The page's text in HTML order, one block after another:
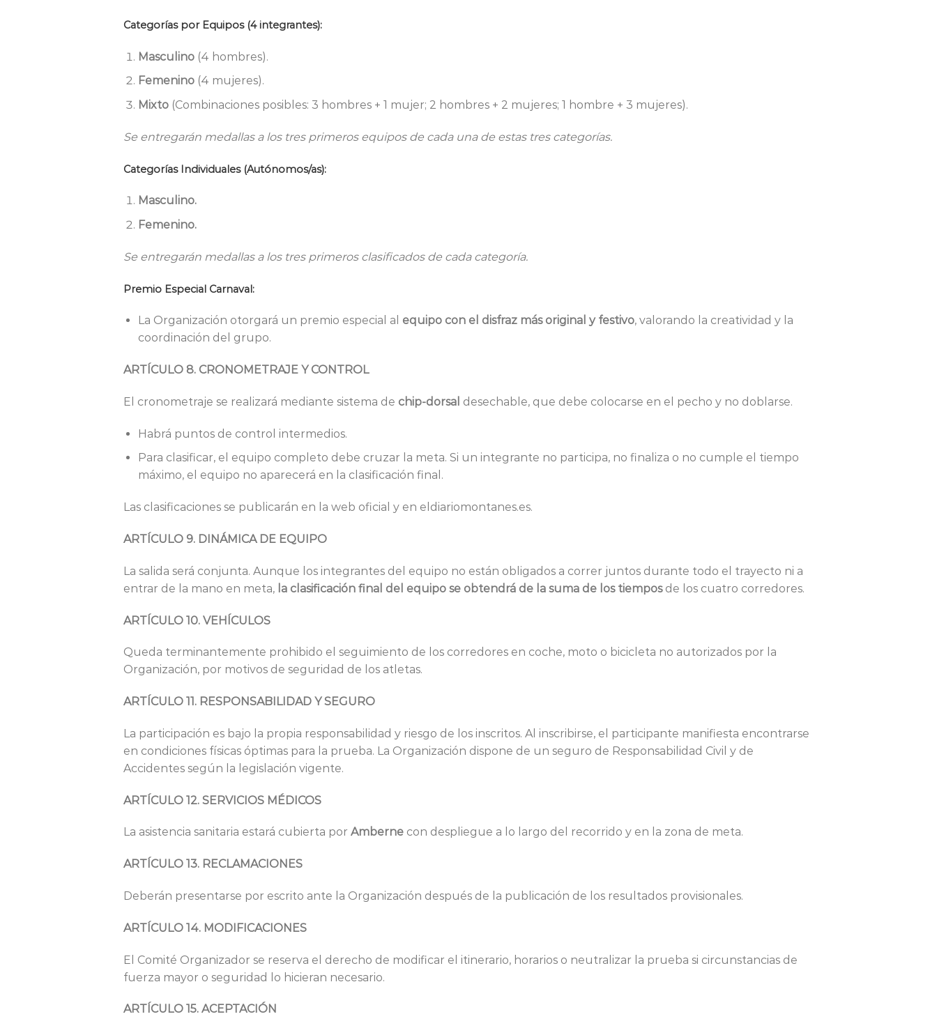
Categorías por Equipos (4 integrantes):
Masculino(4 hombres).
Femenino(4 mujeres).
Mixto(Combinaciones posibles: 3 hombres + 1 mujer; 2 hombres + 2 mujeres; 1 hombre + 3 mujeres).
Se entregarán medallas a los tres primeros equipos de cada una de estas tres categorías.
Categorías Individuales (Autónomos/as):
Masculino.
Femenino.
Se entregarán medallas a los tres primeros clasificados de cada categoría.
Premio Especial Carnaval:
La Organización otorgará un premio especial al equipo con el disfraz más original y festivo, valorando la creatividad y la
coordinación del grupo.
ARTÍCULO 8. CRONOMETRAJE Y CONTROL
El cronometraje se realizará mediante sistema de chip-dorsal desechable, que debe colocarse en el pecho y no doblarse.
Habrá puntos de control intermedios.
Para clasificar, el equipo completo debe cruzar la meta. Si un integrante no participa, no finaliza o no cumple el tiempo
máximo, el equipo no aparecerá en la clasificación final.
Las clasificaciones se publicarán en la web oficial y en eldiariomontanes.es.
ARTÍCULO 9. DINÁMICA DE EQUIPO
La salida será conjunta. Aunque los integrantes del equipo no están obligados a correr juntos durante todo el trayecto ni a
entrar de la mano en meta, la clasificación final del equipo se obtendrá de la suma de los tiemposde los cuatro corredores.
ARTÍCULO 10. VEHÍCULOS
Queda terminantemente prohibido el seguimiento de los corredores en coche, moto o bicicleta no autorizados por la
Organización, por motivos de seguridad de los atletas.
ARTÍCULO 11. RESPONSABILIDAD Y SEGURO
La participación es bajo la propia responsabilidad y riesgo de los inscritos. Al inscribirse, el participante manifiesta encontrarse
en condiciones físicas óptimas para la prueba. La Organización dispone de un seguro de Responsabilidad Civil y de
Accidentes según la legislación vigente.
ARTÍCULO 12. SERVICIOS MÉDICOS
La asistencia sanitaria estará cubierta por Amberne con despliegue a lo largo del recorrido y en la zona de meta.
ARTÍCULO 13. RECLAMACIONES
Deberán presentarse por escrito ante la Organización después de la publicación de los resultados provisionales.
ARTÍCULO 14. MODIFICACIONES
El Comité Organizador se reserva el derecho de modificar el itinerario, horarios o neutralizar la prueba si circunstancias de
fuerza mayor o seguridad lo hicieran necesario.
ARTÍCULO 15. ACEPTACIÓN